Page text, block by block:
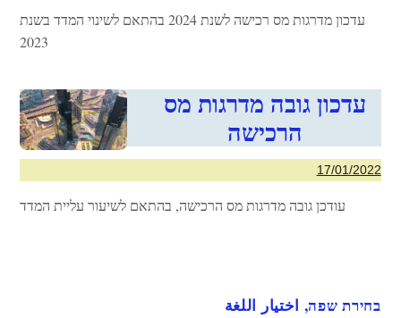
עדכון מדרגות מס רכישה לשנת 2024 בהתאם לשינוי המדד בשנת
2023
עדכון גובה מדרגות מס
הרכישה
17/01/2022
עודכן גובה מדרגות מס הרכישה, בהתאם לשיעור עליית המדד
בחירת שפה, اختيار اللغة